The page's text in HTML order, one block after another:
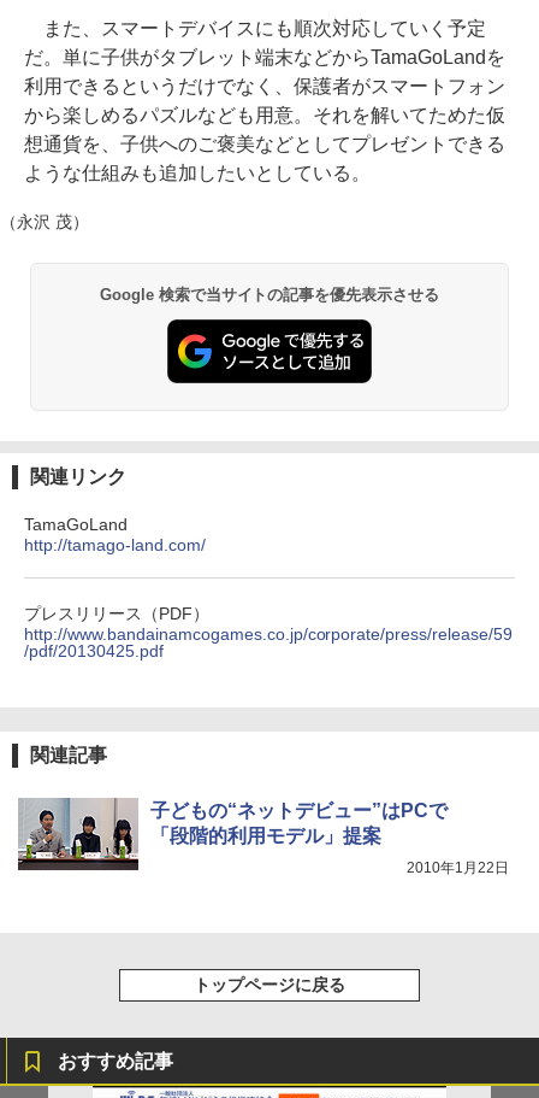
また、スマートデバイスにも順次対応していく予定
だ。単に子供がタブレット端末などからTamaGoLandを
利用できるというだけでなく、保護者がスマートフォン
から楽しめるパズルなども用意。それを解いてためた仮
想通貨を、子供へのご褒美などとしてプレゼントできる
ような仕組みも追加したいとしている。
（永沢 茂）
Google 検索で当サイトの記事を優先表示させる
関連リンク
TamaGoLand
http://tamago-land.com/
プレスリリース（PDF）
http://www.bandainamcogames.co.jp/corporate/press/release/59
/pdf/20130425.pdf
関連記事
子どもの“ネットデビュー”はPCで
「段階的利用モデル」提案
2010年1月22日
トップページに戻る
おすすめ記事